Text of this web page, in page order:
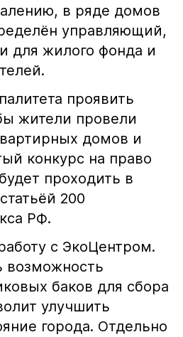
в ряде домов
управляющий,
для жилого фонда и
проявить
жители провели
домов и
конкурс на право
проходить в
200
РФ.
с ЭкоЦентром.
возможность
баков для сбора
улучшить
города. Отдельно